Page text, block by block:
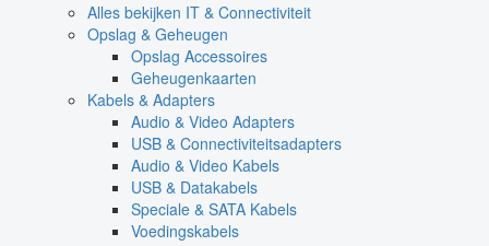
Alles bekijken IT & Connectiviteit
Opslag & Geheugen
Opslag Accessoires
Geheugenkaarten
Kabels & Adapters
Audio & Video Adapters
USB & Connectiviteitsadapters
Audio & Video Kabels
USB & Datakabels
Speciale & SATA Kabels
Voedingskabels